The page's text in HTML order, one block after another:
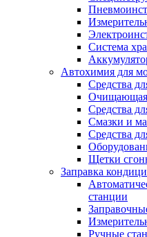
Система
Автохимия для
Средства
Очищающая
Средства
Смазки и
Средства
Щетки
Заправка
станции
Ручные